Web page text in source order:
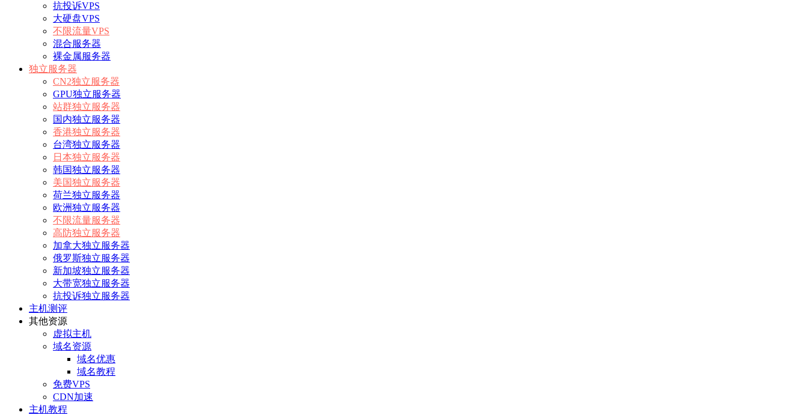
抗投诉VPS
大硬盘VPS
不限流量VPS
混合服务器
裸金属服务器
独立服务器
CN2独立服务器
GPU独立服务器
站群独立服务器
国内独立服务器
香港独立服务器
台湾独立服务器
日本独立服务器
韩国独立服务器
美国独立服务器
荷兰独立服务器
欧洲独立服务器
不限流量服务器
高防独立服务器
加拿大独立服务器
俄罗斯独立服务器
新加坡独立服务器
大带宽独立服务器
抗投诉独立服务器
主机测评
其他资源
虚拟主机
域名资源
域名优惠
域名教程
免费VPS
CDN加速
主机教程